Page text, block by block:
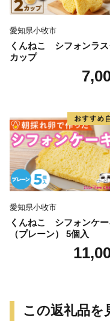
愛知県小牧市
くんねこ シフォンラス
カップ
愛知県小牧市
くんねこ シフォンケー
（プレーン） 5個入
この返礼品を